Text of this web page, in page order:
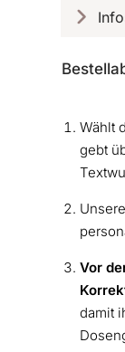
Wählt
gebt
Vor
damit